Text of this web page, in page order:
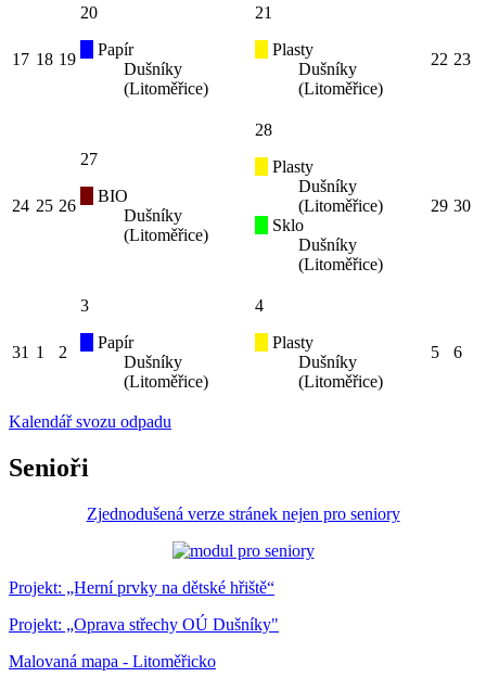
17 18 19
20
Papír
Dušníky
(Litoměřice)
21
Plasty
Dušníky
(Litoměřice)
22 23
24 25 26
27
BIO
Dušníky
(Litoměřice)
28
Plasty
Dušníky
(Litoměřice)
Sklo
Dušníky
(Litoměřice)
29 30
31 1 2
3
Papír
Dušníky
(Litoměřice)
4
Plasty
Dušníky
(Litoměřice)
5 6
Kalendář svozu odpadu
Senioři
Zjednodušená verze stránek nejen pro seniory
Projekt: „Herní prvky na dětské hřiště“
Projekt: „Oprava střechy OÚ Dušníky"
Malovaná mapa - Litoměřicko